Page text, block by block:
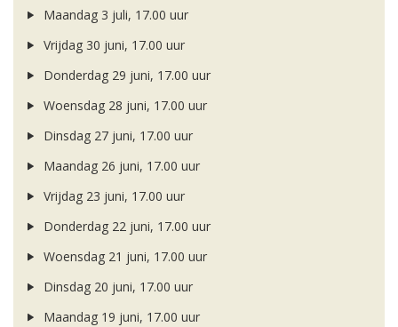
Maandag 3 juli, 17.00 uur
Vrijdag 30 juni, 17.00 uur
Donderdag 29 juni, 17.00 uur
Woensdag 28 juni, 17.00 uur
Dinsdag 27 juni, 17.00 uur
Maandag 26 juni, 17.00 uur
Vrijdag 23 juni, 17.00 uur
Donderdag 22 juni, 17.00 uur
Woensdag 21 juni, 17.00 uur
Dinsdag 20 juni, 17.00 uur
Maandag 19 juni, 17.00 uur